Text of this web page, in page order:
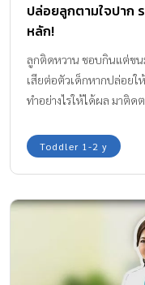
เจริญเติบโตและมีพัฒนาก
หลายครบ 5 หมู่ และสามา
แครอท ที่มี DHA,
คาร์โบไฮเดรต ไขมัน วิต
ปล่อยลูกตามใจปาก
หลัก!
ลูกติดหวาน ชอบกินแต่ขน
เสียต่อตัวเด็กหากปล่อย
ทำอย่างไรให้ได้ผล มาติด
Toddler 1-2 y